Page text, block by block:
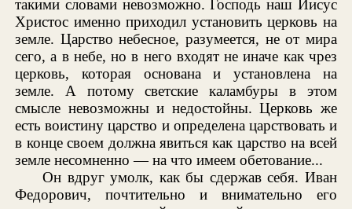
такими словами невозможно. Господь наш Иисус
Христос именно приходил установить церковь на
земле. Царство небесное, разумеется, не от мира
сего, а в небе, но в него входят не иначе как чрез
церковь, которая основана и установлена на
земле. А потому светские каламбуры в этом
смысле невозможны и недостойны. Церковь же
есть воистину царство и определена царствовать и
в конце своем должна явиться как царство на всей
земле несомненно — на что имеем обетование...
Он вдруг умолк, как бы сдержав себя. Иван
Федорович, почтительно и внимательно его